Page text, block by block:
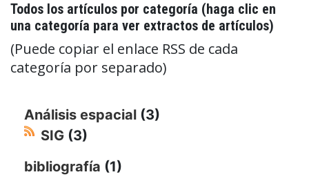
Todos los artículos por categoría (haga clic en
una categoría para ver extractos de artículos)
(Puede copiar el enlace RSS de cada
categoría por separado)
Análisis espacial (3)
SIG (3)
bibliografía (1)